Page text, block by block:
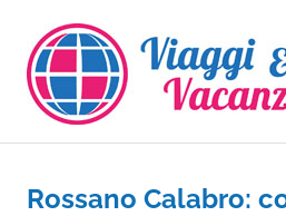
contenuto
Rossano Calabro: